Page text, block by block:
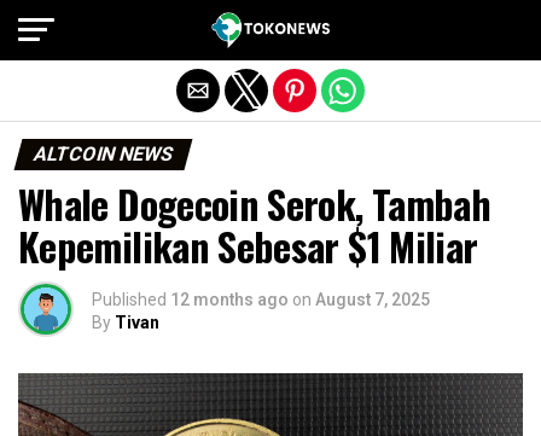
ALTCOIN NEWS
Whale Dogecoin Serok, Tambah
Kepemilikan Sebesar $1 Miliar
Published 12 months ago on August 7, 2025
By Tivan
Exit mobile version